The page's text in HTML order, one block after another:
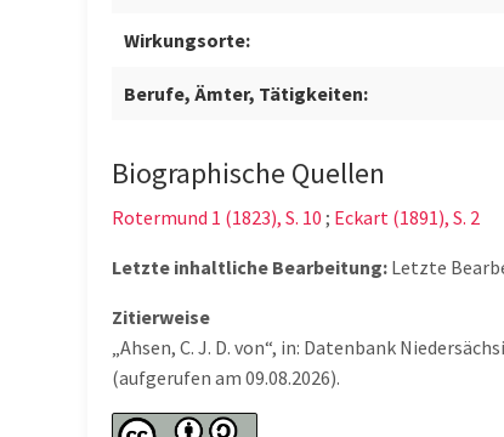
Wirkungsorte:
Berufe, Ämter, Tätigkeiten:
Biographische Quellen
Rotermund 1 (1823), S. 10 ; Eckart (1891), S. 2
Letzte inhaltliche Bearbeitung: Letzte
Zitierweise
„Ahsen, C. J. D. von“, in: Datenbank
(aufgerufen am 09.08.2026).